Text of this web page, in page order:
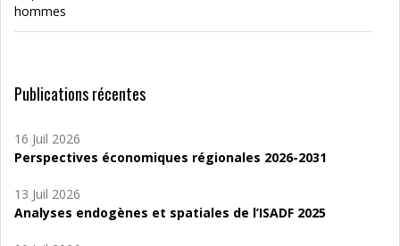
hommes
Publications récentes
16 Juil 2026
Perspectives économiques régionales 2026-2031
13 Juil 2026
Analyses endogènes et spatiales de l’ISADF 2025